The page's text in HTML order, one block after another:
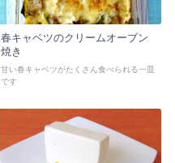
春キャベツのクリームオーブン
焼き
甘い春キャベツがたくさん食べられる一皿
です